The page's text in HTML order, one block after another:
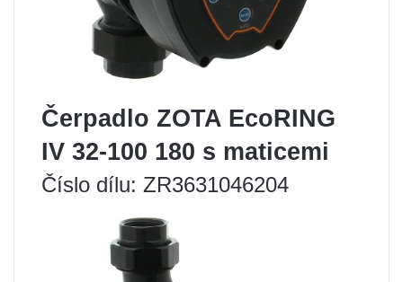
Čerpadlo ZOTA EcoRING
IV 32-100 180 s maticemi
Číslo dílu: ZR3631046204